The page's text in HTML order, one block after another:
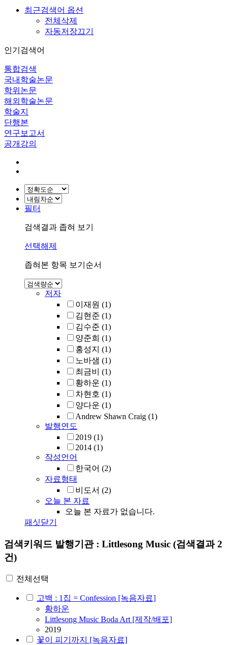
최근검색어 옵션
전체삭제
자동저장끄기
인기검색어
통합검색
국내학술논문
학위논문
해외학술논문
학술지
단행본
연구보고서
공개강의
필터
검색결과 좁혀 보기
선택해제
좁혀본 항목 보기순서
저자
이재원 (1)
김현준 (1)
김수준 (1)
양준희 (1)
홍성지 (1)
노바샘 (1)
최금비
(1)
황하운 (1)
차현호 (1)
양다운 (1)
Andrew Shawn Craig (1)
발행연도
2019 (1)
2014 (1)
작성언어
한국어 (2)
자료형태
비도서 (2)
오늘 본 자료
오늘 본 자료가 없습니다.
패싯닫기
검색키워드 발행기관 : Littlesong Music (검색결과 2
건)
전체선택
고백 : 1집 = Confession [녹음자료]
황하운
Littlesong Music Boda Art [제작/배포]
2019
꽃이 피기까지 [녹음자료]